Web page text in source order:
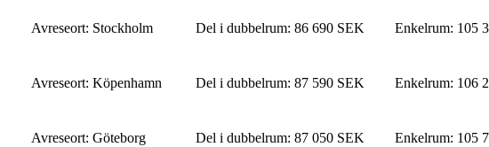
Avreseort: Stockholm Del i dubbelrum: 86 690 SEK Enkelrum: 105
Avreseort: Köpenhamn Del i dubbelrum: 87 590 SEK Enkelrum: 106
Avreseort: Göteborg Del i dubbelrum: 87 050 SEK Enkelrum: 105